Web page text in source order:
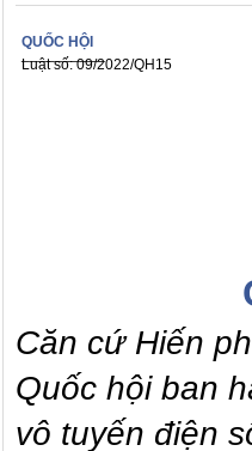
QUỐC HỘI
__________
Luật số: 09/2022/QH15
Căn cứ Hiến
Quốc hội ban
vô tuyến điện